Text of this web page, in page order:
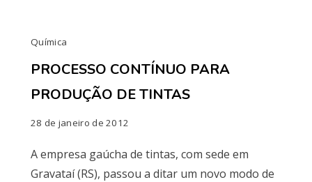
Química
PROCESSO CONTÍNUO PARA
PRODUÇÃO DE TINTAS
28 de janeiro de 2012
A empresa gaúcha de tintas, com sede em
Gravataí (RS), passou a ditar um novo modo de